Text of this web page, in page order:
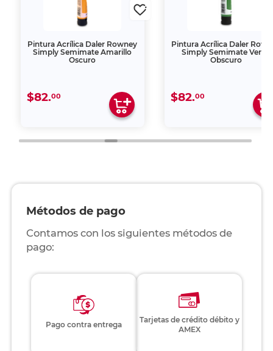
Pintura Acrílica Daler Rowney
Simply Semimate Amarillo
Oscuro
$82.00
Pintura Acrílica Daler
Simply Semimate Verde
Obscuro
$82.00
Métodos de pago
Contamos con los siguientes métodos de
pago:
Pago contra entrega
Tarjetas de crédito débito y
AMEX